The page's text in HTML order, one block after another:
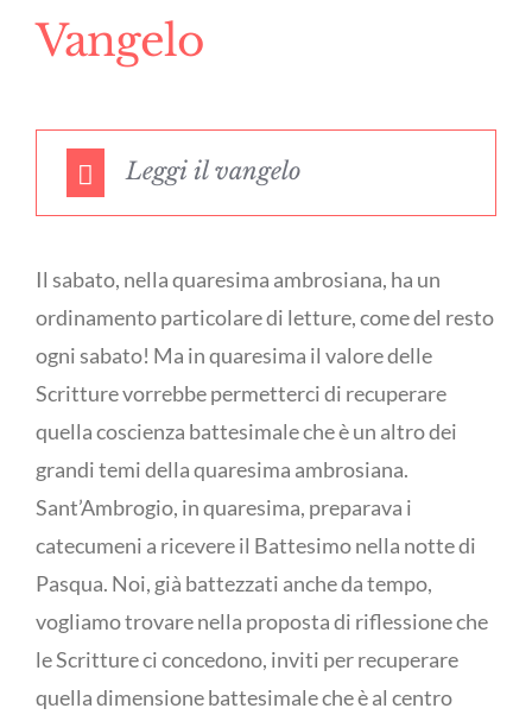
Vangelo
Leggi il vangelo
Il sabato, nella quaresima ambrosiana, ha un
ordinamento particolare di letture, come del resto
ogni sabato! Ma in quaresima il valore delle
Scritture vorrebbe permetterci di recuperare
quella coscienza battesimale che è un altro dei
grandi temi della quaresima ambrosiana.
Sant’Ambrogio, in quaresima, preparava i
catecumeni a ricevere il Battesimo nella notte di
Pasqua. Noi, già battezzati anche da tempo,
vogliamo trovare nella proposta di riflessione che
le Scritture ci concedono, inviti per recuperare
quella dimensione battesimale che è al centro